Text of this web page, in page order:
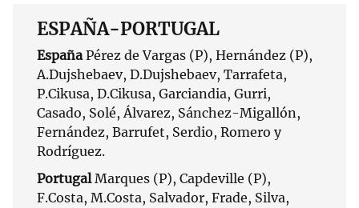
ESPAÑA-PORTUGAL
EspañaPérez de Vargas (P), Hernández (P),
A.Dujshebaev, D.Dujshebaev, Tarrafeta,
P.Cikusa, D.Cikusa, Garciandia, Gurri,
Casado, Solé, Álvarez, Sánchez-Migallón,
Fernández, Barrufet, Serdio, Romero y
Rodríguez.
PortugalMarques (P), Capdeville (P),
F.Costa, M.Costa, Salvador, Frade, Silva,